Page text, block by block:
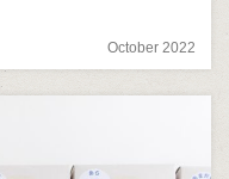
October 2022